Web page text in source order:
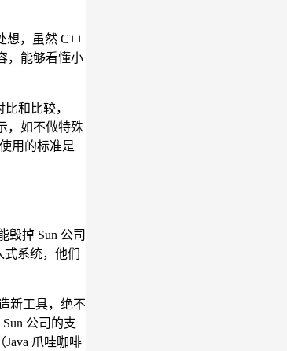
想，虽然 C++
，能够看懂小
和比较，
，如不做特殊
用的标准是
毁掉 Sun 公司
系统，他们
新工具，绝不
公司的支
爪哇咖啡